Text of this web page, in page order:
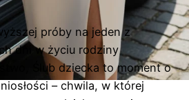
próby na jeden z
dni w życiu rodziny
Ślub dziecka to moment o
– chwila, w której